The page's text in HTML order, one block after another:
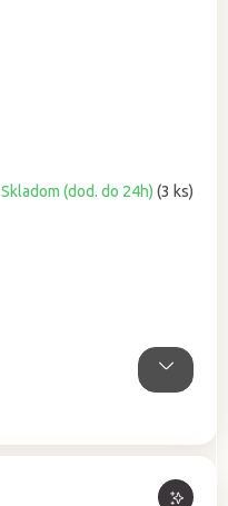
Skladom (dod. do 24h)(3 ks)